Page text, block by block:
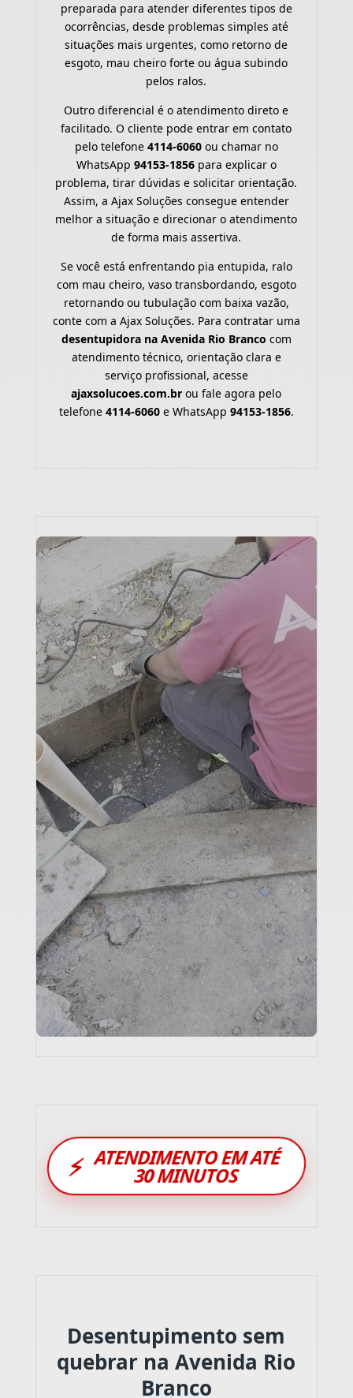
preparada para atender diferentes tipos de
ocorrências, desde problemas simples até
situações mais urgentes, como retorno de
esgoto, mau cheiro forte ou água subindo
pelos ralos.
Outro diferencial é o atendimento direto e
facilitado. O cliente pode entrar em contato
pelo telefone 4114-6060ou chamar no
WhatsApp 94153-1856para explicar o
problema, tirar dúvidas e solicitar orientação.
Assim, a Ajax Soluções consegue entender
melhor a situação e direcionar o atendimento
de forma mais assertiva.
Se você está enfrentando pia entupida, ralo
com mau cheiro, vaso transbordando, esgoto
retornando ou tubulação com baixa vazão,
conte com a Ajax Soluções. Para contratar uma
desentupidora na Avenida Rio Branco com
atendimento técnico, orientação clara e
serviço profissional, acesse
ajaxsolucoes.com.br ou fale agora pelo
telefone 4114-6060e WhatsApp 94153-1856.
⚡ ATENDIMENTO EM ATÉ
30 MINUTOS
Desentupimento sem
quebrar na Avenida Rio
Branco